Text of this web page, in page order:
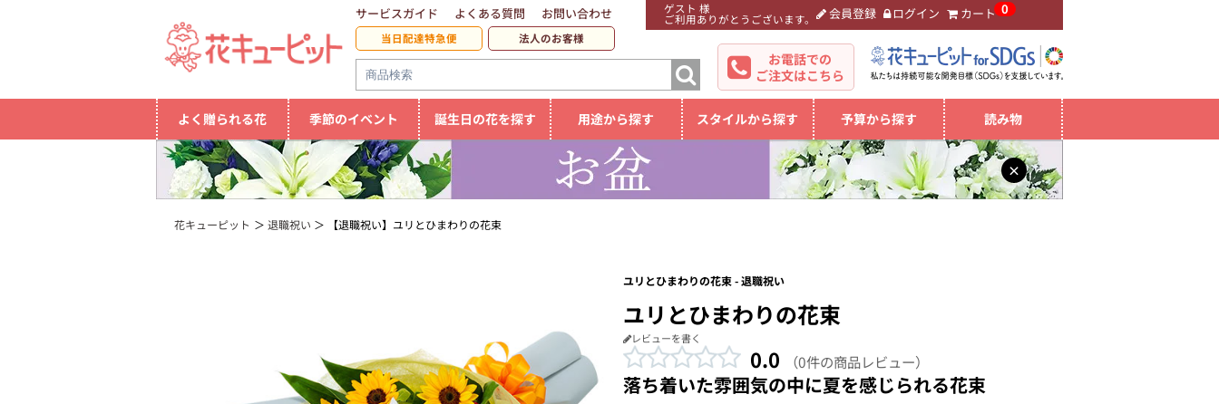
ゲスト 様
ご利用ありがとうございます。 会員登録 ログイン カート 0
サービスガイド よくある質問 お問い合わせ
当日配達特急便 法人のお客様
お電話での
ご注文はこちら
よく贈られる花 季節のイベント 誕生日の花を探す 用途から探す スタイルから探す 予算から探す 読み物
×
花キューピット 退職祝い 【退職祝い】ユリとひまわりの花束
ユリとひまわりの花束 - 退職祝い
ユリとひまわりの花束
レビューを書く
0.0 （0件の商品レビュー）
落ち着いた雰囲気の中に夏を感じられる花束